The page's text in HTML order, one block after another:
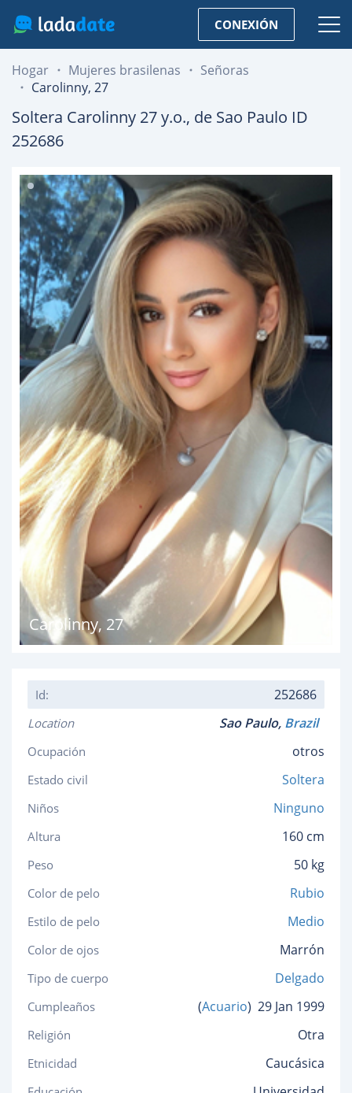
CONEXIÓN
Hogar Mujeres brasilenas
Señoras
Carolinny, 27
Soltera Carolinny 27y.o., de Sao Paulo ID
252686
Carolinny, 27
Id: 252686
Location Sao Paulo, Brazil
Ocupación otros
Estado civil Soltera
Niños Ninguno
Altura 160 cm
Peso 50 kg
Color de pelo Rubio
Estilo de pelo Medio
Color de ojos Marrón
Tipo de cuerpo Delgado
Cumpleaños (Acuario) 29 Jan 1999
Religión Otra
Etnicidad Caucásica